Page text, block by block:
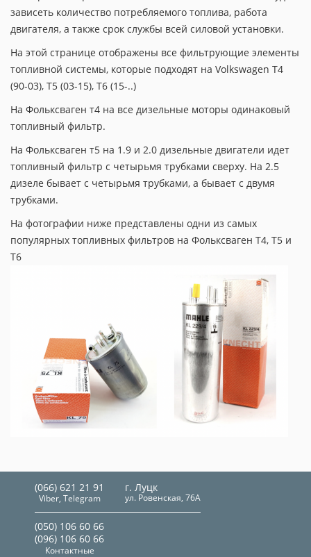
зависеть количество потребляемого топлива, работа
двигателя, а также срок службы всей силовой установки.
На этой странице отображены все фильтрующие элементы
топливной системы, которые подходят на Volkswagen T4
(90-03), T5 (03-15), T6 (15-..)
На Фольксваген т4 на все дизельные моторы одинаковый
топливный фильтр.
На Фольксваген т5 на 1.9 и 2.0 дизельные двигатели идет
топливный фильтр с четырьмя трубками сверху. На 2.5
дизеле бывает с четырьмя трубками, а бывает с двумя
трубками.
На фотографии ниже представлены одни из самых
популярных топливных фильтров на Фольксваген Т4, Т5 и
Т6
(066) 621 21 91
Viber, Telegram
г. Луцк
ул. Ровенская, 76А
(050) 106 60 66
(096) 106 60 66
Контактные